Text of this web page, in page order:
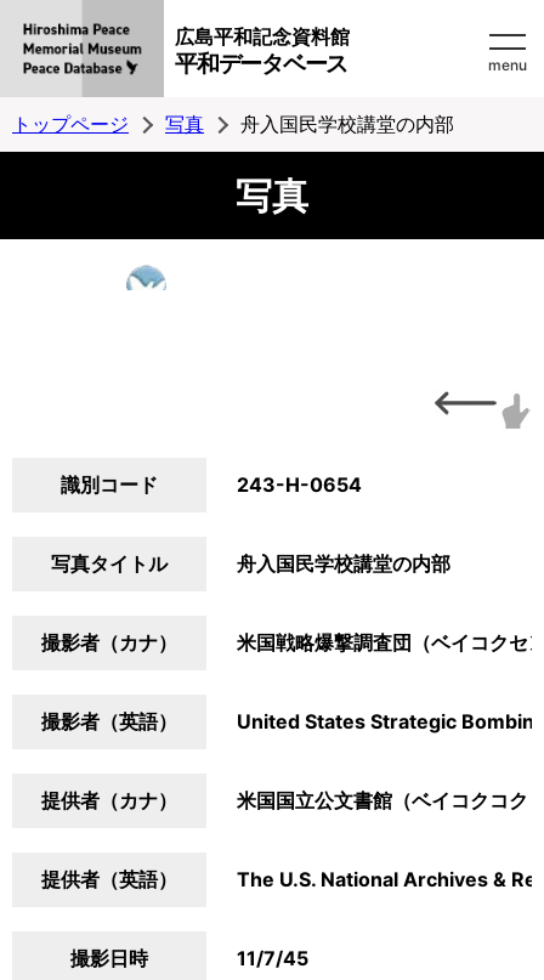
広島平和記念資料館
平和データベース menu
トップページ 写真 舟入国民学校講堂の内部
写真
識別コード 243-H-0654
写真タイトル 舟入国民学校講堂の内部
撮影者（カナ） 米国戦略爆撃調査団（ベイコクセ
撮影者（英語） United States Strategic
提供者（カナ） 米国国立公文書館（ベイコクコク
提供者（英語） The U.S. National Archives &
撮影日時 11/7/45